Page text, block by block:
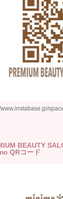
www.instabase.jp/
BEAUTY
QRコード